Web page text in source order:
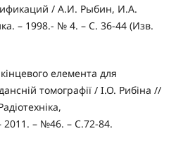
/ А.И. Рыбин, И.А.
– 1998.- № 4. – С. 36-44 (Изв.
елемента для
томографії / І.О. Рибіна //
2011. – №46. – С.72-84.